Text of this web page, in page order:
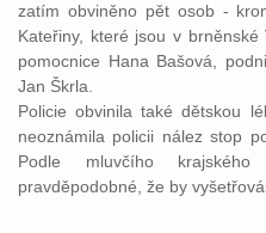
zatím obviněno pět osob -
Kateřiny, které jsou v brněnské
pomocnice Hana Bašová,
Jan Škrla.
Policie obvinila také dětskou
neoznámila policii nález stop
Podle mluvčího krajského
pravděpodobné, že by